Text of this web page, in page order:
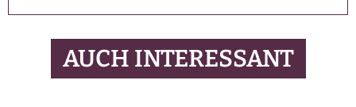
AUCH INTERESSANT